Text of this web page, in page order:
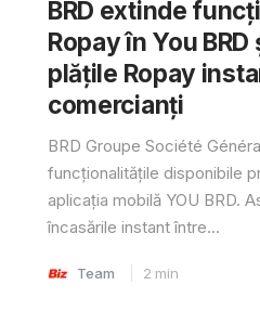
BRD extinde
Ropay în You
plățile Ropay
comercianți
BRD Groupe Société
funcționalitățile disponibile
aplicația mobilă YOU BRD.
încasările instant între...
Team 2 min